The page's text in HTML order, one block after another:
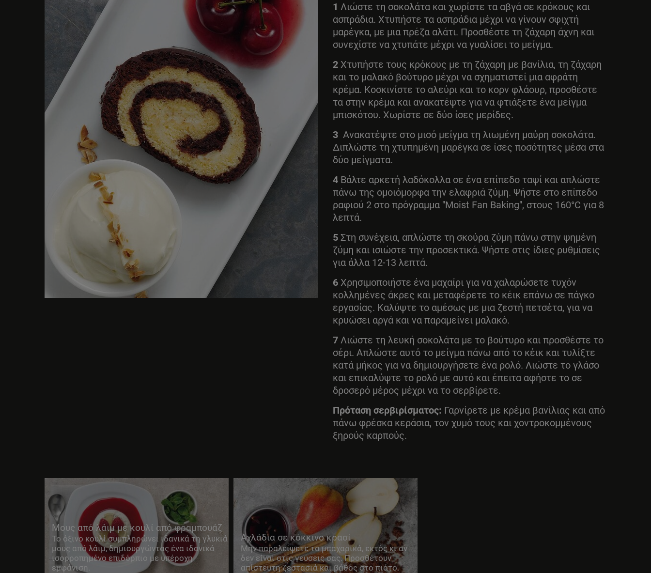
1 Λιώστε τη σοκολάτα και χωρίστε τα αβγά σε κρόκους και
ασπράδια. Χτυπήστε τα ασπράδια μέχρι να γίνουν σφιχτή
μαρέγκα, με μια πρέζα αλάτι. Προσθέστε τη ζάχαρη άχνη και
συνεχίστε να χτυπάτε μέχρι να γυαλίσει το μείγμα.
2 Χτυπήστε τους κρόκους με τη ζάχαρη με βανίλια, τη ζάχαρη
και το μαλακό βούτυρο μέχρι να σχηματιστεί μια αφράτη
κρέμα. Κοσκινίστε το αλεύρι και το κορν φλάουρ, προσθέστε
τα στην κρέμα και ανακατέψτε για να φτιάξετε ένα μείγμα
μπισκότου. Χωρίστε σε δύο ίσες μερίδες.
3 Ανακατέψτε στο μισό μείγμα τη λιωμένη μαύρη σοκολάτα.
Διπλώστε τη χτυπημένη μαρέγκα σε ίσες ποσότητες μέσα στα
δύο μείγματα.
4 Βάλτε αρκετή λαδόκολλα σε ένα επίπεδο ταψί και απλώστε
πάνω της ομοιόμορφα την ελαφριά ζύμη. Ψήστε στο επίπεδο
ραφιού 2 στο πρόγραμμα "Moist Fan Baking", στους 160°C για 8
λεπτά.
5 Στη συνέχεια, απλώστε τη σκούρα ζύμη πάνω στην ψημένη
ζύμη και ισιώστε την προσεκτικά. Ψήστε στις ίδιες ρυθμίσεις
για άλλα 12-13 λεπτά.
6 Χρησιμοποιήστε ένα μαχαίρι για να χαλαρώσετε τυχόν
κολλημένες άκρες και μεταφέρετε το κέικ επάνω σε πάγκο
εργασίας. Καλύψτε το αμέσως με μια ζεστή πετσέτα, για να
κρυώσει αργά και να παραμείνει μαλακό.
7 Λιώστε τη λευκή σοκολάτα με το βούτυρο και προσθέστε το
σέρι. Απλώστε αυτό το μείγμα πάνω από το κέικ και τυλίξτε
κατά μήκος για να δημιουργήσετε ένα ρολό. Λιώστε το γλάσο
και επικαλύψτε το ρολό με αυτό και έπειτα αφήστε το σε
δροσερό μέρος μέχρι να το σερβίρετε.
Πρόταση σερβιρίσματος: Γαρνίρετε με κρέμα βανίλιας και από
πάνω φρέσκα κεράσια, τον χυμό τους και χοντροκομμένους
ξηρούς καρπούς.
Μους από λάιμ με κουλί από φραμπουάζ
Το όξινο κουλί συμπληρώνει ιδανικά τη γλυκιά
μους από λάιμ, δημιουργώντας ένα ιδανικά
ισορροπημένο επιδόρπιο με υπέροχη
εμφάνιση.
Αχλάδια σε κόκκινο κρασί
Μην παραλείψετε τα μπαχαρικά, εκτός κι αν
δεν είναι στις γεύσεις σας. Προσθέτουν
απίστευτη ζεστασιά και βάθος στο πιάτο.